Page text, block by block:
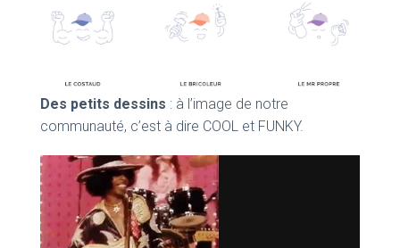
Des petits dessins : à l’image de notre
communauté, c’est à dire COOL et FUNKY.